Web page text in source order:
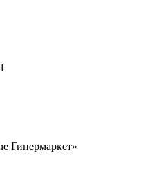
Гипермаркет»